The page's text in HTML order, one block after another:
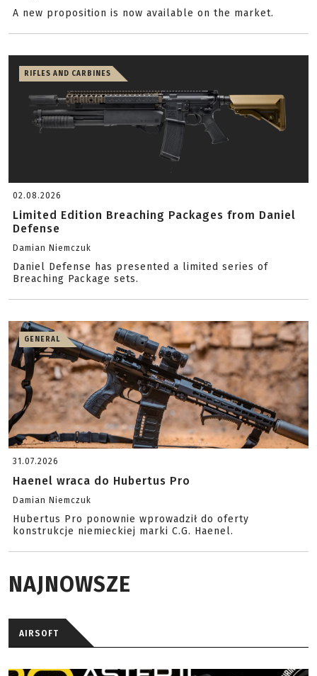
A new proposition is now available on the market.
RIFLES AND CARBINES
02.08.2026
Limited Edition Breaching Packages from Daniel
Defense
Damian Niemczuk
Daniel Defense has presented a limited series of
Breaching Package sets.
GENERAL
31.07.2026
Haenel wraca do Hubertus Pro
Damian Niemczuk
Hubertus Pro ponownie wprowadził do oferty
konstrukcje niemieckiej marki C.G. Haenel.
NAJNOWSZE
AIRSOFT